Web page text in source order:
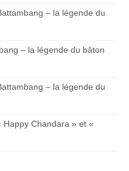
– la légende du
– la légende du bâton
– la légende du
Happy Chandara » et «